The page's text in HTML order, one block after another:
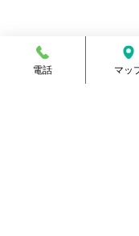
月～金
土 ／
祝日
月～金
電話 マッ